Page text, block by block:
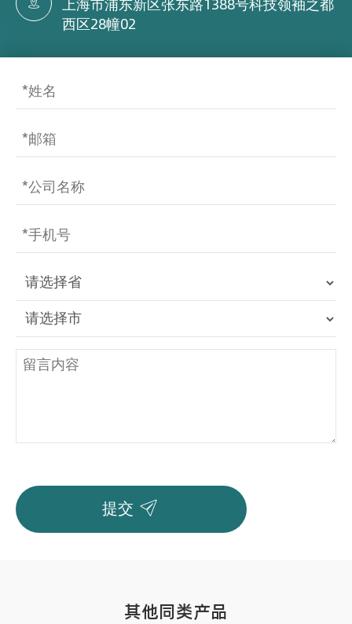

上海市浦东新区张东路1388号科技领袖之都
西区28幢02
提交 
其他同类产品